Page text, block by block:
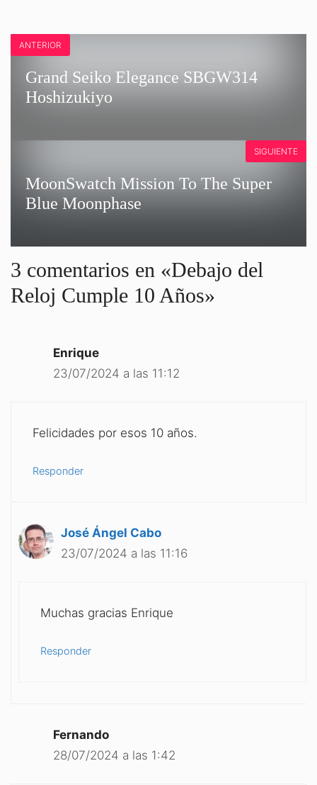
ANTERIOR
Grand Seiko Elegance SBGW314
Hoshizukiyo
MoonSwatch Mission To The Super
Blue Moonphase
SIGUIENTE
3 comentarios en «Debajo del
Reloj Cumple 10 Años»
Enrique
23/07/2024 a las 11:12
Felicidades por esos 10 años.
Responder
José Ángel Cabo
23/07/2024 a las 11:16
Muchas gracias Enrique
Responder
Fernando
28/07/2024 a las 1:42